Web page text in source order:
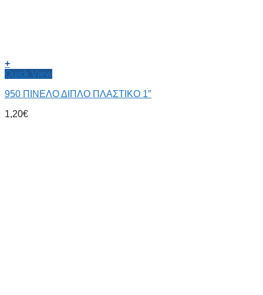
+
Quick View
950 ΠΙΝΕΛΟ ΔΙΠΛΟ ΠΛΑΣΤΙΚΟ 1″
1,20€